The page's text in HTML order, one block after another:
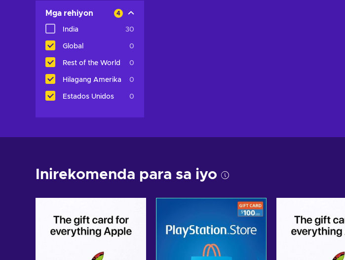
Mga rehiyon 4
India 30
Global 0
Rest of the World 0
Hilagang Amerika 0
Estados Unidos 0
Inirekomenda para sa iyo